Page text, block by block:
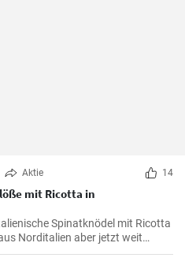
Aktie 14
mit Ricotta in
Spinatknödel mit Ricotta
Norditalien aber jetzt weit
Spinat Ricotta Klöße mit
unperfekt auf deutsch.